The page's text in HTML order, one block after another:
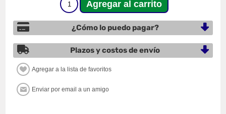
¿Cómo lo puedo pagar?
Plazos y costos de envío